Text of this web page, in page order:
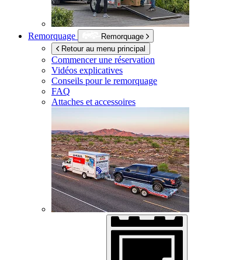
Remorquage
Remorquage
Retour au menu principal
Commencer une réservation
Vidéos explicatives
Conseils pour le remorquage
FAQ
Attaches et accessoires